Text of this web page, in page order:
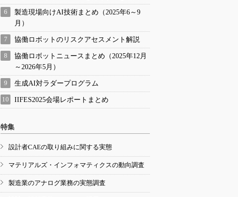
製造現場向けAI技術まとめ（2025年6～9
月）
協働ロボットのリスクアセスメント解説
協働ロボットニュースまとめ（2025年12月
～2026年5月）
生成AI対ラダープログラム
IIFES2025会場レポートまとめ
特集
設計者CAEの取り組みに関する実態
マテリアルズ・インフォマティクスの動向調査
製造業のアナログ業務の実態調査